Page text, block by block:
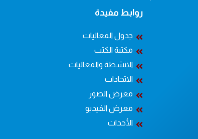
روابط مفيدة
جدول الفعاليات
مكتبة الكتب
الانشطة والفعاليات
الاتحادات
معرض الصور
معرض الفيديو
الأحداث